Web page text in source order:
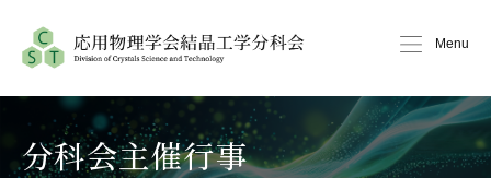
Menu
分科会主催行事